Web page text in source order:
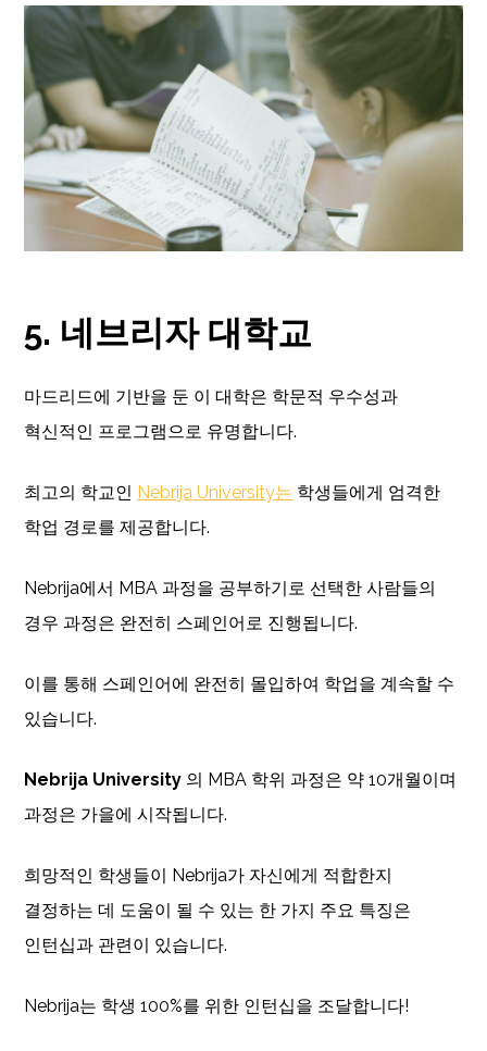
5. 네브리자 대학교
마드리드에 기반을 둔 이 대학은 학문적 우수성과
혁신적인 프로그램으로 유명합니다.
최고의 학교인 Nebrija University는 학생들에게 엄격한
학업 경로를 제공합니다.
Nebrija에서 MBA 과정을 공부하기로 선택한 사람들의
경우 과정은 완전히 스페인어로 진행됩니다.
이를 통해 스페인어에 완전히 몰입하여 학업을 계속할 수
있습니다.
Nebrija University 의 MBA 학위 과정은 약 10개월이며
과정은 가을에 시작됩니다.
희망적인 학생들이 Nebrija가 자신에게 적합한지
결정하는 데 도움이 될 수 있는 한 가지 주요 특징은
인턴십과 관련이 있습니다.
Nebrija는 학생 100%를 위한 인턴십을 조달합니다!